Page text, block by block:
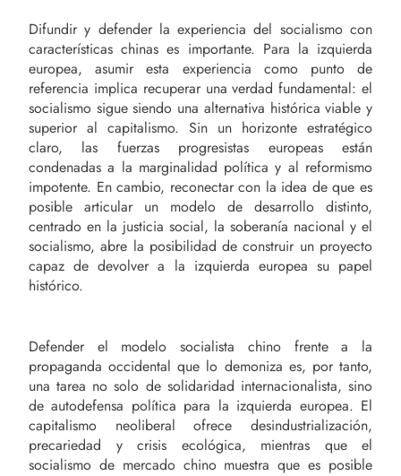
Difundir y defender la experiencia del socialismo con
características chinas es importante. Para la izquierda
europea, asumir esta experiencia como punto de
referencia implica recuperar una verdad fundamental: el
socialismo sigue siendo una alternativa histórica viable y
superior al capitalismo. Sin un horizonte estratégico
claro, las fuerzas progresistas europeas están
condenadas a la marginalidad política y al reformismo
impotente. En cambio, reconectar con la idea de que es
posible articular un modelo de desarrollo distinto,
centrado en la justicia social, la soberanía nacional y el
socialismo, abre la posibilidad de construir un proyecto
capaz de devolver a la izquierda europea su papel
histórico.
Defender el modelo socialista chino frente a la
propaganda occidental que lo demoniza es, por tanto,
una tarea no solo de solidaridad internacionalista, sino
de autodefensa política para la izquierda europea. El
capitalismo neoliberal ofrece desindustrialización,
precariedad y crisis ecológica, mientras que el
socialismo de mercado chino muestra que es posible